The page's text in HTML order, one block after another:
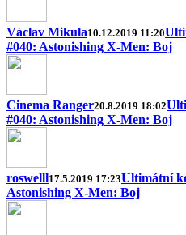
Václav Mikula10.12.2019 11:20
#040: Astonishing X-Men: Boj
Cinema Ranger20.8.2019 18:02
#040: Astonishing X-Men: Boj
roswelll17.5.2019 17:23Ultimátní
Astonishing X-Men: Boj